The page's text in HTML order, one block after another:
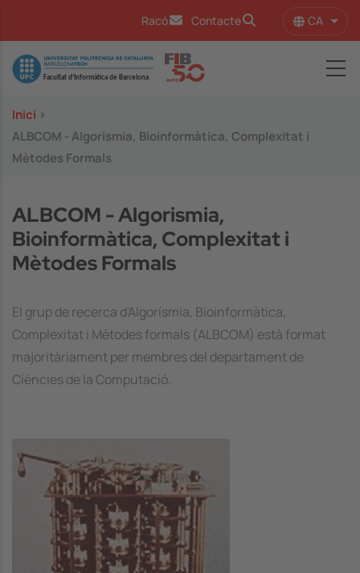
Racó Contacte CA
Image
Inici >
ALBCOM - Algorismia, Bioinformàtica, Complexitat i
Mètodes Formals
ALBCOM - Algorismia,
Bioinformàtica, Complexitat i
Mètodes Formals
El grup de recerca d'Algorísmia, Bioinformàtica,
Complexitat i Mètodes formals (ALBCOM) està format
majoritàriament per membres del departament de
Ciències de la Computació.
Image